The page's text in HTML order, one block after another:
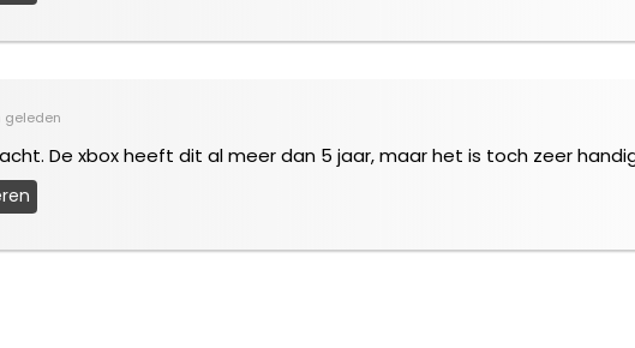
geleden
De xbox heeft dit al meer dan 5 jaar, maar het is toch zeer